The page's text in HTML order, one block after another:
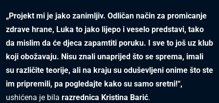
„Projekt mi je jako zanimljiv. Odličan način za promicanje
zdrave hrane, Luka to jako lijepo i veselo predstavi, tako
da mislim da će djeca zapamtiti poruku. I sve to još uz klub
koji obožavaju. Nisu znali unaprijed što se sprema, imali
su različite teorije, ali na kraju su oduševljeni onime što ste
im pripremili, pa pogledajte kako su samo sretni!“,
ushićena je bila razrednica Kristina Barić.